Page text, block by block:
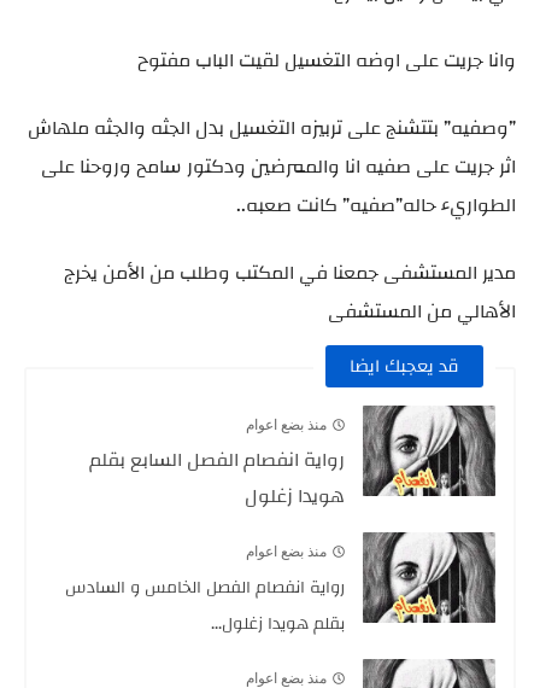
وانا جريت على اوضه التغسيل لقيت الباب مفتوح
”وصفيه” بتتشنج على تربيزه التغسيل بدل الجثه والجثه ملهاش
اثر جريت على صفيه انا والممرضين ودكتور سامح وروحنا على
الطواريء حاله”صفيه” كانت صعبه..
مدير المستشفى جمعنا في المكتب وطلب من الأمن يخرج
الأهالي من المستشفى
قد يعجبك ايضا
منذ بضع اعوام
رواية انفصام الفصل السابع بقلم
هويدا زغلول
منذ بضع اعوام
رواية انفصام الفصل الخامس و السادس
بقلم هويدا زغلول...
منذ بضع اعوام